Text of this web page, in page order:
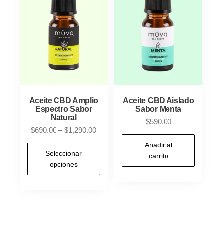
Aceite CBD Amplio
Espectro Sabor
Natural
$690.00 – $1,290.00Price
range:
$1,290.00
Seleccionar
opciones
Aceite CBD Aislado
Sabor Menta
$590.00
Añadir al
carrito